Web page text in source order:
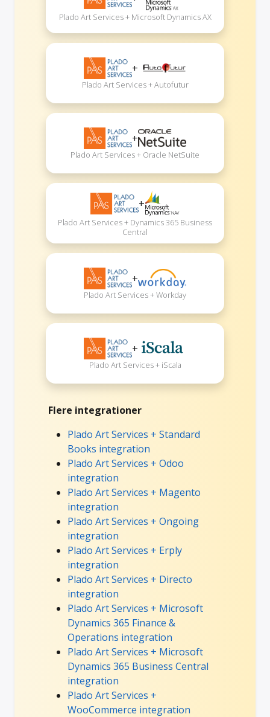
Plado Art Services + Microsoft Dynamics AX
+
Plado Art Services + Autofutur
+
Plado Art Services + Oracle NetSuite
+
Plado Art Services + Dynamics 365 Business
Central
+
Plado Art Services + Workday
+
Plado Art Services + iScala
Flere integrationer
Plado Art Services + Standard
Books integration
Plado Art Services + Odoo
integration
Plado Art Services + Magento
integration
Plado Art Services + Ongoing
integration
Plado Art Services + Erply
integration
Plado Art Services + Directo
integration
Plado Art Services + Microsoft
Dynamics 365 Finance &
Operations integration
Plado Art Services + Microsoft
Dynamics 365 Business Central
integration
Plado Art Services +
WooCommerce integration